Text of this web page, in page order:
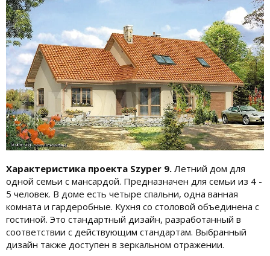
Характеристика проекта Szyper 9. Летний дом для
одной семьи с мансардой. Предназначен для семьи из 4 -
5 человек. В доме есть четыре спальни, одна ванная
комната и гардеробные. Кухня со столовой объединена с
гостиной. Это стандартный дизайн, разработанный в
соответствии с действующим стандартам. Выбранный
дизайн также доступен в зеркальном отражении.